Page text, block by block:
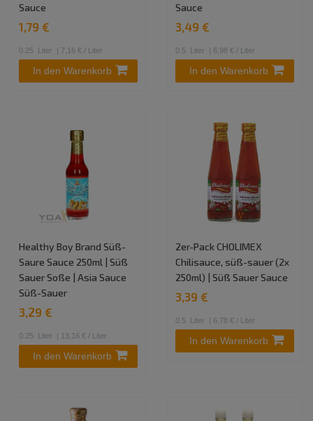
Sauce
1,79 €
0.25 Liter | 7,16 € / Liter
In den Warenkorb
Sauce
3,49 €
0.5 Liter | 6,98 € / Liter
In den Warenkorb
Healthy Boy Brand Süß-
Saure Sauce 250ml | Süß
Sauer Soße | Asia Sauce
Süß-Sauer
3,29 €
0.25 Liter | 13,16 € / Liter
In den Warenkorb
2er-Pack CHOLIMEX
Chilisauce, süß-sauer (2x
250ml) | Süß Sauer Sauce
3,39 €
0.5 Liter | 6,78 € / Liter
In den Warenkorb